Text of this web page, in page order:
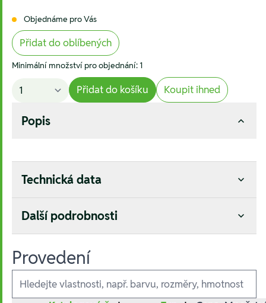
Objednáme pro Vás
Přidat do oblíbených
Minimální množství pro objednání: 1
Přidat do košíku Koupit ihned
Popis
Technická data
Další podrobnosti
Provedení
Ausführungen